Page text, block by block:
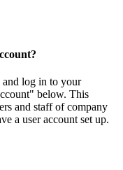
and log in to your
below. This
and staff of company
a user account set up.